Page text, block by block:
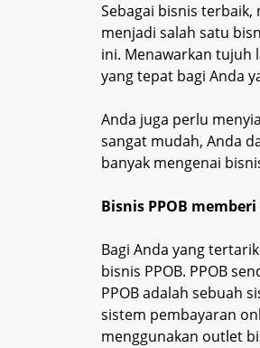
Sebagai bisnis
menjadi salah satu
ini. Menawarkan tujuh
yang tepat bagi Anda
Anda juga perlu
sangat mudah, Anda
banyak mengenai
Bisnis PPOB
Bagi Anda yang
bisnis PPOB. PPOB
PPOB adalah sebuah
sistem pembayaran
menggunakan outlet